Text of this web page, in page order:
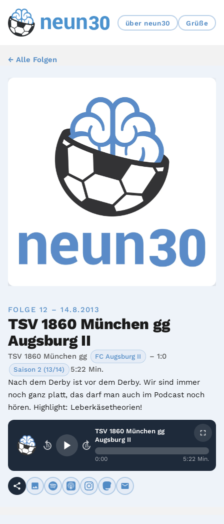
über neun30 Grüße
← Alle Folgen
FOLGE 12 – 14.8.2013
TSV 1860 München gg
Augsburg II
TSV 1860 München gg FC Augsburg II – 1:0
Saison 2 (13/14)
5:22 Min.
Nach dem Derby ist vor dem Derby. Wir sind immer
noch ganz platt, das darf man auch im Podcast noch
hören. Highlight: Leberkäsetheorien!
15 15
TSV 1860 München gg
Augsburg II
0:00 5:22 Min.